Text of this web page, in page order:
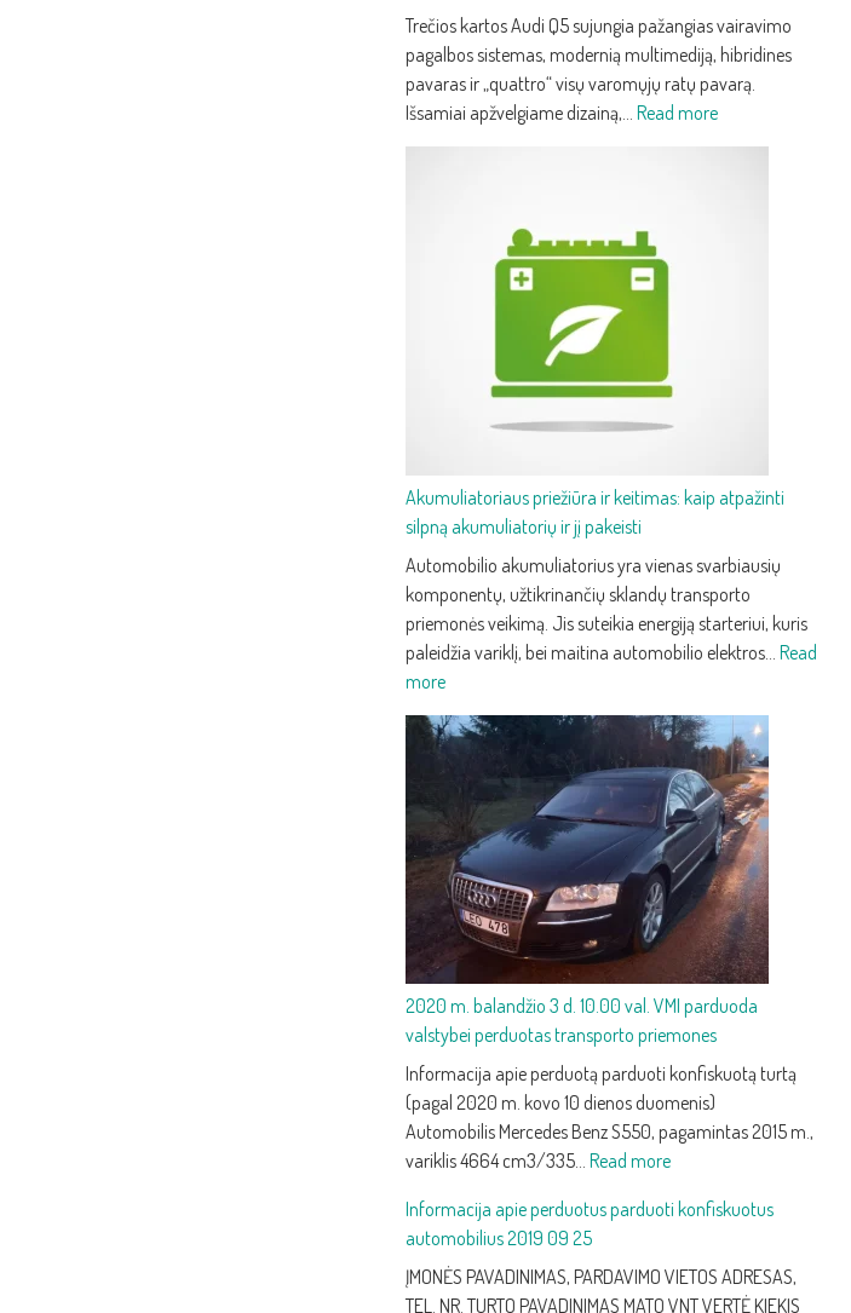
nauju
dizainu
technologijomis
Trečios kartos Audi Q5 sujungia pažangias vairavimo
pagalbos sistemas, modernią multimediją, hibridines
pavaras ir „quattro“ visų varomųjų ratų pavarą.
Išsamiai apžvelgiame dizainą,… Read more:
efektyvumu
Akumuliatoriaus priežiūra ir keitimas: kaip atpažinti
silpną akumuliatorių ir jį pakeisti
Automobilio akumuliatorius yra vienas svarbiausių
komponentų, užtikrinančių sklandų transporto
priemonės veikimą. Jis suteikia energiją starteriui, kuris
paleidžia variklį, bei maitina automobilio elektros… Read
more:
priežiūra
keitimas:
kaip
atpažinti
silpną
akumuliatorių
jį
pakeisti
2020 m. balandžio 3 d. 10.00 val. VMI parduoda
valstybei perduotas transporto priemones
Informacija apie perduotą parduoti konfiskuotą turtą
(pagal 2020 m. kovo 10 dienos duomenis)
Automobilis Mercedes Benz S550, pagamintas 2015 m.,
variklis 4664 cm3/335… Read more:
m.
3
d.
Informacija apie perduotus parduoti konfiskuotus
automobilius 2019 09 25
ĮMONĖS PAVADINIMAS, PARDAVIMO VIETOS ADRESAS,
TEL. NR. TURTO PAVADINIMAS MATO VNT VERTĖ KIEKIS